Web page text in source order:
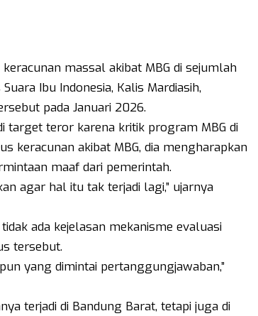
massal akibat MBG di sejumlah
Ibu Indonesia, Kalis Mardiasih,
pada Januari 2026.
target teror karena kritik program MBG di
keracunan akibat MBG, dia mengharapkan
maaf dari pemerintah.
agar hal itu tak terjadi lagi,” ujarnya
ada kejelasan mekanisme evaluasi
tersebut.
yang dimintai pertanggungjawaban,”
terjadi di Bandung Barat, tetapi juga di